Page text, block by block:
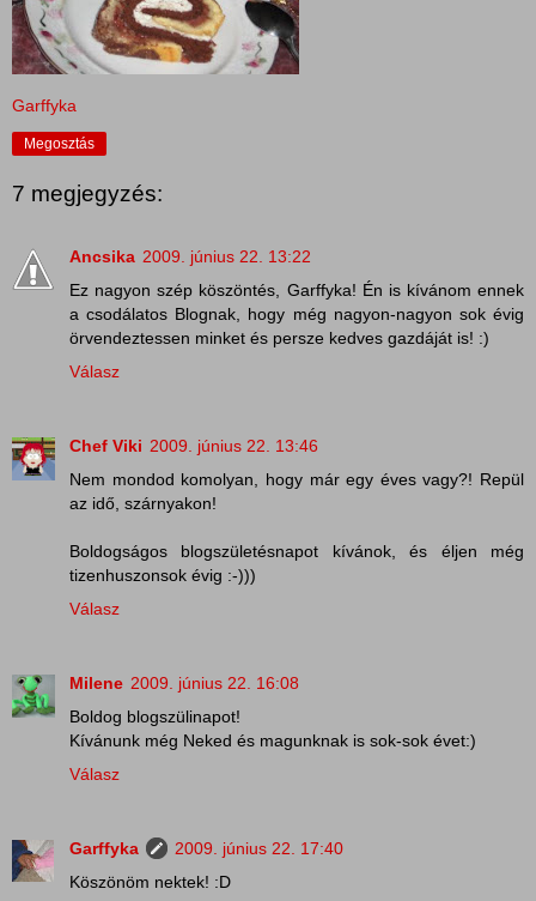
Garffyka
Megosztás
7 megjegyzés:
Ancsika 2009. június 22. 13:22
Ez nagyon szép köszöntés, Garffyka! Én is kívánom ennek
a csodálatos Blognak, hogy még nagyon-nagyon sok évig
örvendeztessen minket és persze kedves gazdáját is! :)
Válasz
Chef Viki 2009. június 22. 13:46
Nem mondod komolyan, hogy már egy éves vagy?! Repül
az idő, szárnyakon!
Boldogságos blogszületésnapot kívánok, és éljen még
tizenhuszonsok évig :-)))
Válasz
Milene 2009. június 22. 16:08
Boldog blogszülinapot!
Kívánunk még Neked és magunknak is sok-sok évet:)
Válasz
Garffyka
2009. június 22. 17:40
Köszönöm nektek! :D